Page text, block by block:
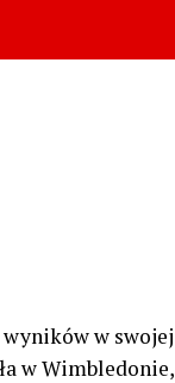
w swojej
w Wimbledonie,